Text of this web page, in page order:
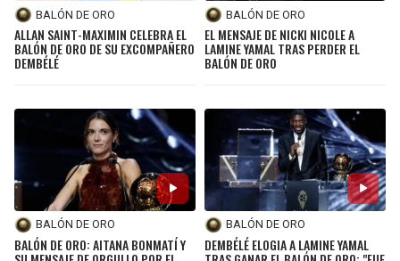
BALÓN DE ORO
ALLAN SAINT-MAXIMIN CELEBRA EL
BALÓN DE ORO DE SU EXCOMPAÑERO
DEMBÉLÉ
BALÓN DE ORO
EL MENSAJE DE NICKI NICOLE A
LAMINE YAMAL TRAS PERDER EL
BALÓN DE ORO
BALÓN DE ORO
BALÓN DE ORO: AITANA BONMATÍ Y
BALÓN DE ORO
DEMBÉLÉ ELOGIA A LAMINE YAMAL